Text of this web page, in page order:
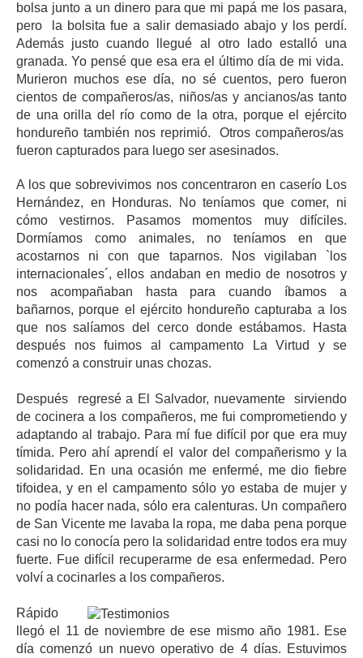
bolsa junto a un dinero para que mi papá me los pasara,
pero la bolsita fue a salir demasiado abajo y los perdí.
Además justo cuando llegué al otro lado estalló una
granada. Yo pensé que esa era el último día de mi vida.
Murieron muchos ese día, no sé cuentos, pero fueron
cientos de compañeros/as, niños/as y ancianos/as tanto
de una orilla del río como de la otra, porque el ejército
hondureño también nos reprimió. Otros compañeros/as
fueron capturados para luego ser asesinados.
A los que sobrevivimos nos concentraron en caserío Los
Hernández, en Honduras. No teníamos que comer, ni
cómo vestirnos. Pasamos momentos muy difíciles.
Dormíamos como animales, no teníamos en que
acostarnos ni con que taparnos. Nos vigilaban `los
internacionales´, ellos andaban en medio de nosotros y
nos acompañaban hasta para cuando íbamos a
bañarnos, porque el ejército hondureño capturaba a los
que nos salíamos del cerco donde estábamos. Hasta
después nos fuimos al campamento La Virtud y se
comenzó a construir unas chozas.
Después regresé a El Salvador, nuevamente sirviendo
de cocinera a los compañeros, me fui comprometiendo y
adaptando al trabajo. Para mí fue difícil por que era muy
tímida. Pero ahí aprendí el valor del compañerismo y la
solidaridad. En una ocasión me enfermé, me dio fiebre
tifoidea, y en el campamento sólo yo estaba de mujer y
no podía hacer nada, sólo era calenturas. Un compañero
de San Vicente me lavaba la ropa, me daba pena porque
casi no lo conocía pero la solidaridad entre todos era muy
fuerte. Fue difícil recuperarme de esa enfermedad. Pero
volví a cocinarles a los compañeros.
Rápido
llegó el 11 de noviembre de ese mismo año 1981. Ese
día comenzó un nuevo operativo de 4 días. Estuvimos